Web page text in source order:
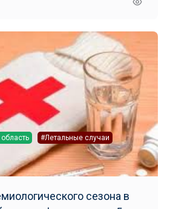
область #Летальные случаи
сезона в